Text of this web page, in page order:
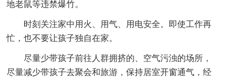
地老鼠等违禁爆竹。
时刻关注家中用火、用气、用电安全。即使工作再
忙，也不要让孩子独自在家。
尽量少带孩子前往人群拥挤的、空气污浊的场所，
尽量减少带孩子去聚会和旅游，保持居室开窗通气，经